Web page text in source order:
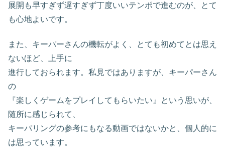
展開も早すぎず遅すぎず丁度いいテンポで進むのが、とて
も心地よいです。
また、キーパーさんの機転がよく、とても初めてとは思え
ないほど、上手に
進行しておられます。私見ではありますが、キーパーさん
の
『楽しくゲームをプレイしてもらいたい』という思いが、
随所に感じられて、
キーパリングの参考にもなる動画ではないかと、個人的に
は思っています。